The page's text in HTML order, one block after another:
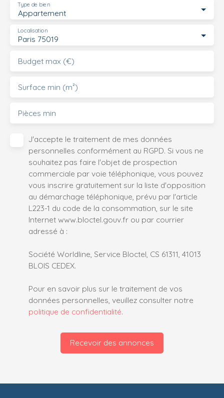
Appartement
Type de bien
Paris 75019
Localisation
Budget max (€)
Surface min (m²)
Pièces min
J'accepte le traitement de mes données
personnelles conformément au RGPD. Si vous ne
souhaitez pas faire l'objet de prospection
commerciale par voie téléphonique, vous pouvez
vous inscrire gratuitement sur la liste d'opposition
au démarchage téléphonique, prévu par l'article
L223-1 du code de la consommation, sur le site
Internet www.bloctel.gouv.fr ou par courrier
adressé à :
Société Worldline, Service Bloctel, CS 61311, 41013
BLOIS CEDEX.
Pour en savoir plus sur le traitement de vos
données personnelles, veuillez consulter notre
politique de confidentialité.
Recevoir des annonces